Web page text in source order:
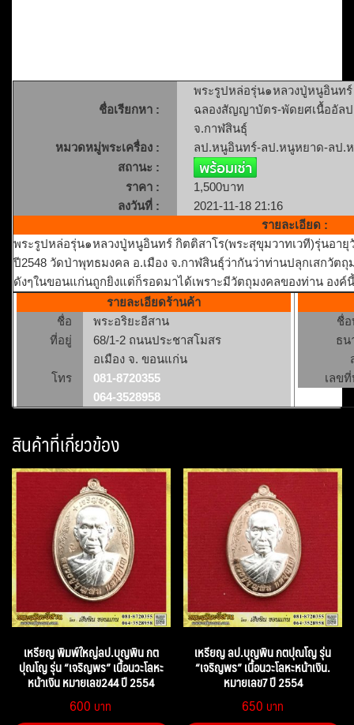
ชื่อเรียกหา :
พระรูปหล่อรุ่น๑หลวงปู่หนูอินท
ฉลองสัญญาบัตร-พัดยศเนื้ออัลป
จ.กาฬสินธุ์
หมวดหมู่พระเครื่อง :
ลป.หนูอินทร์-ลป.หนูหยาด-ลป.
สถานะ :
ราคา :
1,500บาท
ลงวันที่ :
2021-11-18 21:16
รายละเอียด :
พระรูปหล่อรุ่น๑หลวงปู่หนูอินทร์ กิตติสาโร(พระสุขุมวาทเวที)รุ่นอา
ปี2548 วัดป่าพุทธมงคล อ.เมือง จ.กาฬสินธุ์ว่ากันว่าท่านปลุกเสกวัต
ดังๆในขอนแก่นถูกยิงแต่ก็รอดมาได้เพราะมีวัตถุมงคลของท่าน องค์
รายละเอียดร้านค้า
ชื่อ
พระอริยะอีสาน
ที่อยู่
68/1-2 ถนนประชาสโมสร
อเมือง จ. ขอนแก่น
โทร
081-8720355
064-3528958
ชื่
ธน
เลข
สินค้าที่เกี่ยวข้อง
เหรียญ พิมพ์ใหญ่ลป.บุญพิน กต
ปุณโญ รุ่น “เจริญพร” เนื้อนวะโลหะ
หน้าเงิน หมายเลข244 ปี 2554
600
เหรียญ ลป.บุญพิน กตปุณโญ รุ่น
“เจริญพร” เนื้อนวะโลหะหน้าเงิน.
หมายเลข7 ปี 2554
650